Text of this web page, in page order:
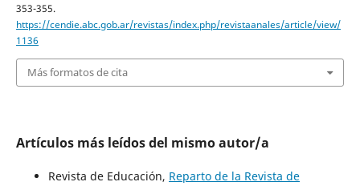
353-355.
https://cendie.abc.gob.ar/revistas/index.php/revistaanales/article/view/
1136
Más formatos de cita
Artículos más leídos del mismo autor/a
Revista de Educación, Reparto de la Revista de